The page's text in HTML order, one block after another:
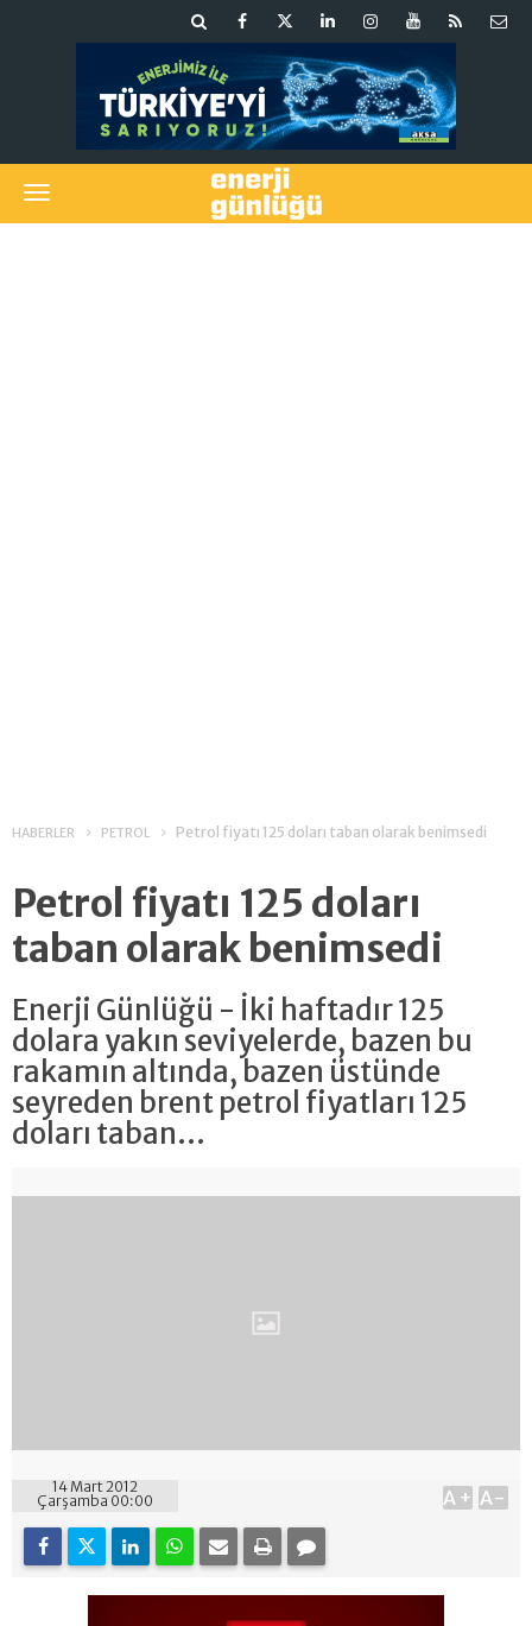
HABERLER PETROL Petrol fiyatı 125 doları taban olarak benimsedi
Petrol fiyatı 125 doları
taban olarak benimsedi
Enerji Günlüğü - İki haftadır 125
dolara yakın seviyelerde, bazen bu
rakamın altında, bazen üstünde
seyreden brent petrol fiyatları 125
doları taban...
14 Mart 2012
Çarşamba 00:00
A+ A-